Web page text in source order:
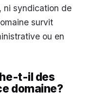
ni syndication de
survit
ou en
t-il des
domaine?